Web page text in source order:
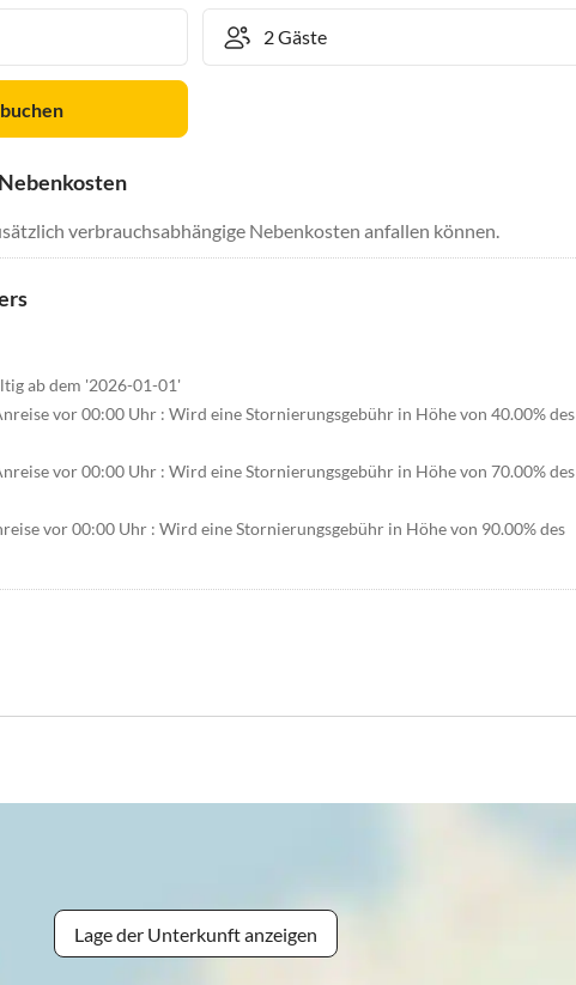
verbrauchsabhängige Nebenkosten anfallen können.
ab dem '2026-01-01'
vor 00:00 Uhr : Wird eine Stornierungsgebühr in Höhe von 40.00% des
vor 00:00 Uhr : Wird eine Stornierungsgebühr in Höhe von 70.00% des
vor 00:00 Uhr : Wird eine Stornierungsgebühr in Höhe von 90.00% des
Lage der Unterkunft anzeigen